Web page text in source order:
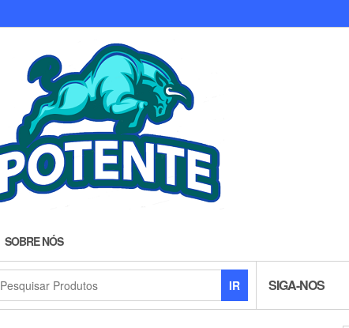
SOBRE NÓS
IR SIGA-NOS